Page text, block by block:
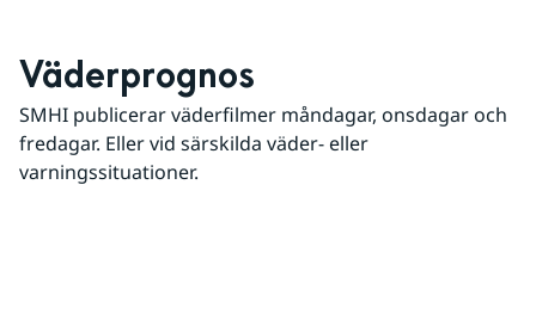
Väderprognos
SMHI publicerar väderfilmer måndagar, onsdagar och
fredagar. Eller vid särskilda väder- eller
varningssituationer.